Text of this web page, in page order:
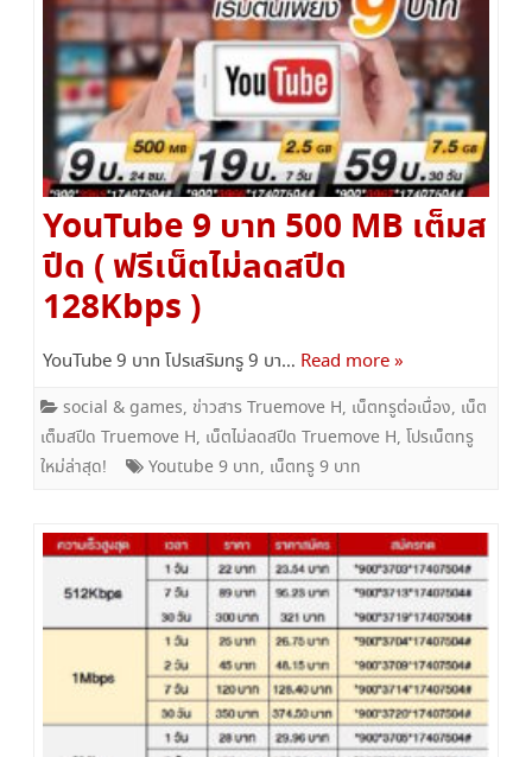
YouTube 9 บาท 500 MB เต็มส
ปีด ( ฟรีเน็ตไม่ลดสปีด
128Kbps )
YouTube 9 บาท โปรเสริมทรู 9 บา… Read more »
social & games, ข่าวสาร Truemove H, เน็ตทรูต่อเนื่อง, เน็ต
เต็มสปีด Truemove H, เน็ตไม่ลดสปีด Truemove H, โปรเน็ตทรู
ใหม่ล่าสุด!
Youtube 9 บาท, เน็ตทรู 9 บาท